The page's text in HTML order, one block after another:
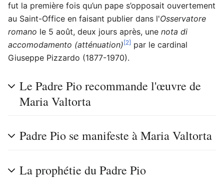
fut la première fois qu’un pape s’opposait ouvertement
au Saint-Office en faisant publier dans l'Osservatore
romano le 5 août, deux jours après, une nota di
accomodamento (atténuation)[2] par le cardinal
Giuseppe Pizzardo (1877-1970).
Le Padre Pio recommande l'œuvre de
Maria Valtorta
Padre Pio se manifeste à Maria Valtorta
La prophétie du Padre Pio